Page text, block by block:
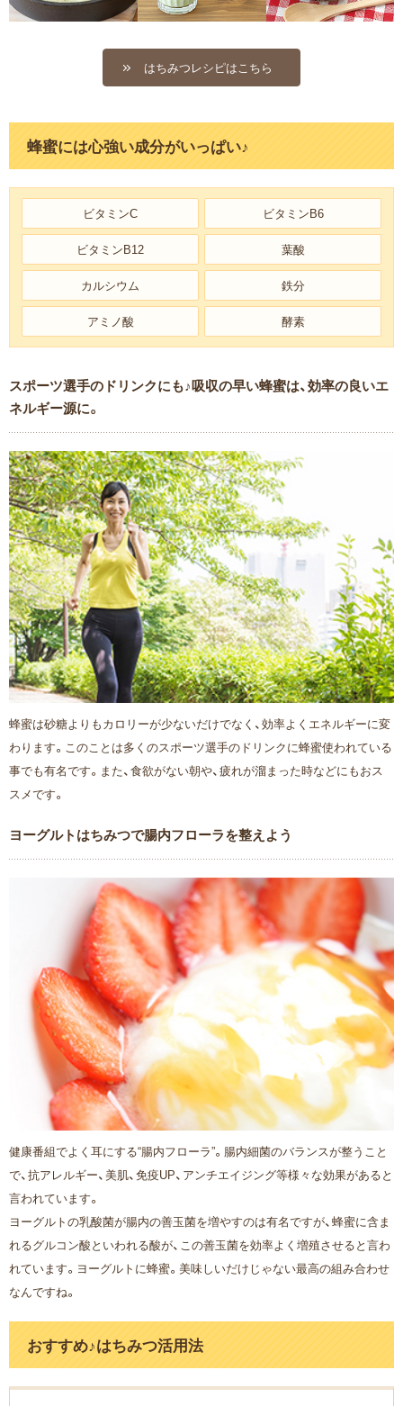
はちみつレシピはこちら
蜂蜜には心強い成分がいっぱい♪
ビタミンC ビタミンB6
ビタミンB12 葉酸
カルシウム 鉄分
アミノ酸 酵素
スポーツ選手のドリンクにも♪吸収の早い蜂蜜は、効率の良いエ
ネルギー源に。
蜂蜜は砂糖よりもカロリーが少ないだけでなく、効率よくエネルギーに変
わります。このことは多くのスポーツ選手のドリンクに蜂蜜使われている
事でも有名です。また、食欲がない朝や、疲れが溜まった時などにもおス
スメです。
ヨーグルトはちみつで腸内フローラを整えよう
健康番組でよく耳にする“腸内フローラ”。腸内細菌のバランスが整うこと
で、抗アレルギー、美肌、免疫UP、アンチエイジング等様々な効果があると
言われています。
ヨーグルトの乳酸菌が腸内の善玉菌を増やすのは有名ですが、蜂蜜に含ま
れるグルコン酸といわれる酸が、この善玉菌を効率よく増殖させると言わ
れています。ヨーグルトに蜂蜜。美味しいだけじゃない最高の組み合わせ
なんですね。
おすすめ♪はちみつ活用法